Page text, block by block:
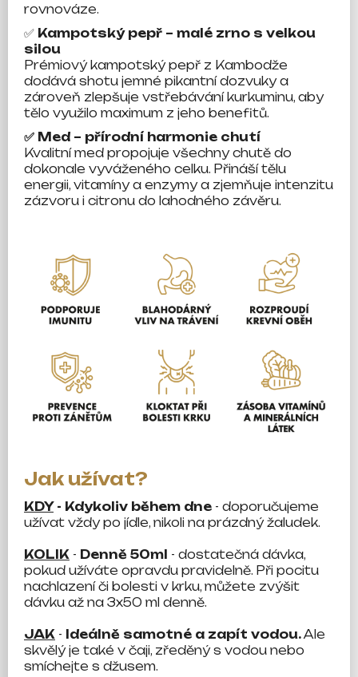
rovnováze.
✅ Kampotský pepř – malé zrno s velkou
silou
Prémiový kampotský pepř z Kambodže
dodává shotu jemné pikantní dozvuky a
zároveň zlepšuje vstřebávání kurkuminu, aby
tělo využilo maximum z jeho benefitů.
✅ Med – přírodní harmonie chutí
Kvalitní med propojuje všechny chutě do
dokonale vyváženého celku. Přináší tělu
energii, vitamíny a enzymy a zjemňuje intenzitu
zázvoru i citronu do lahodného závěru.
Jak užívat?
KDY- Kdykoliv během dne - doporučujeme
užívat vždy po jídle, nikoli na prázdný žaludek.
KOLIK - Denně 50ml - dostatečná dávka,
pokud užíváte opravdu pravidelně. Při pocitu
nachlazení či bolesti v krku, můžete zvýšit
dávku až na 3x50 ml denně.
JAK - Ideálně samotné a zapít vodou.Ale
skvělý je také v čaji, zředěný s vodou nebo
smíchejte s džusem.